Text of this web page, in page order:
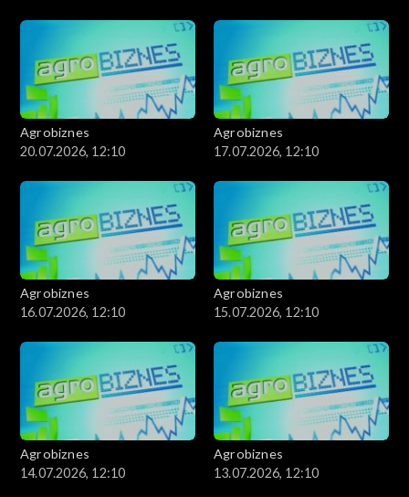
Agrobiznes
20.07.2026, 12:10
Agrobiznes
17.07.2026, 12:10
Agrobiznes
16.07.2026, 12:10
Agrobiznes
15.07.2026, 12:10
Agrobiznes
14.07.2026, 12:10
Agrobiznes
13.07.2026, 12:10